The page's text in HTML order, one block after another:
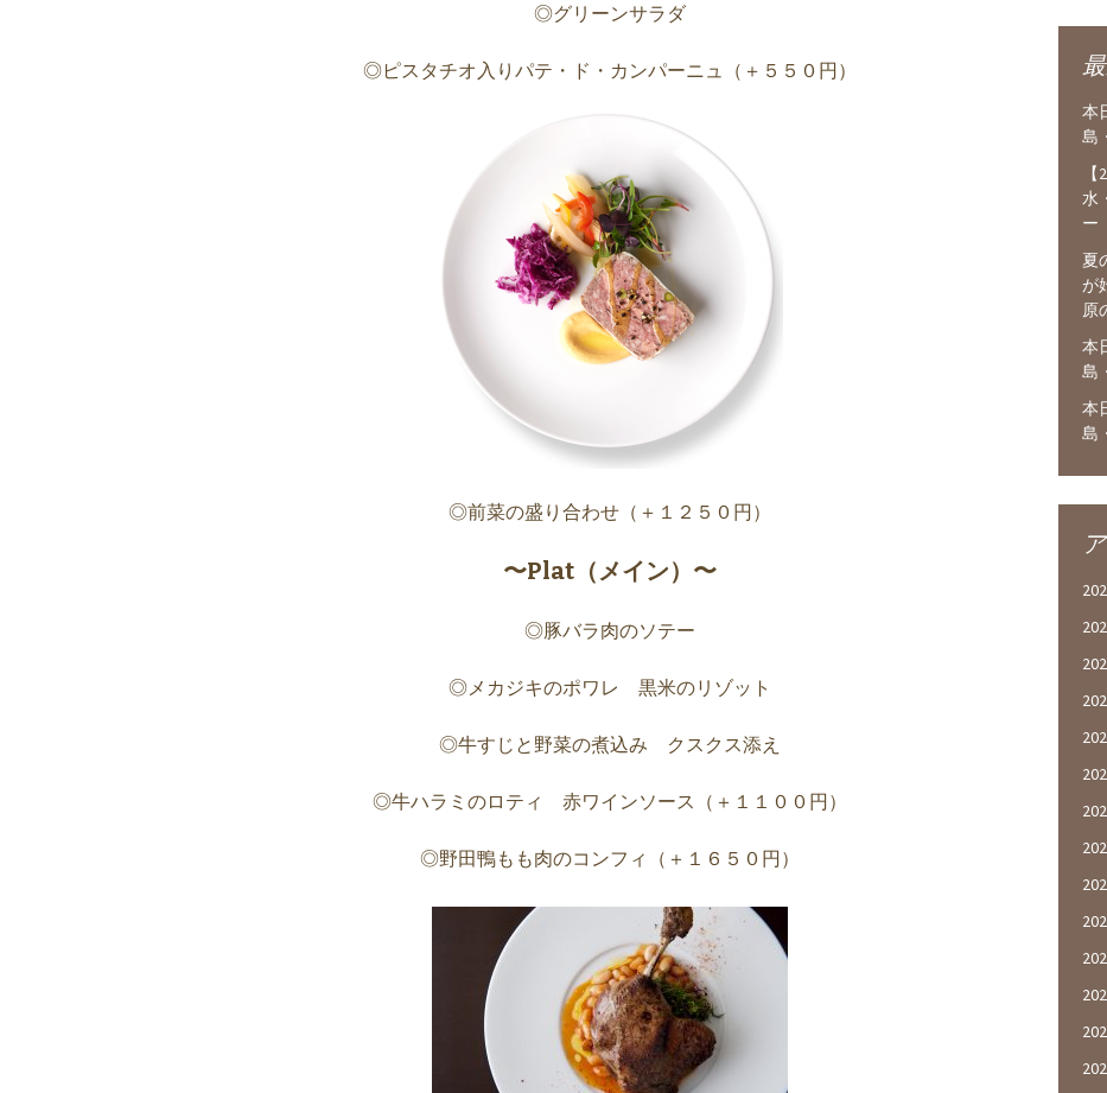
◎グリーンサラダ
◎ピスタチオ入りパテ・ド・カンパーニュ（＋５５０円）
◎前菜の盛り合わせ（＋１２５０円）
〜Plat（メイン）〜
◎豚バラ肉のソテー
◎メカジキのポワレ 黒米のリゾット
◎牛すじと野菜の煮込み クスクス添え
◎牛ハラミのロティ 赤ワインソース（＋１１００円）
◎野田鴨もも肉のコンフィ（＋１６５０円）
本
島
水
ー
夏
が
原
本
島
本
島